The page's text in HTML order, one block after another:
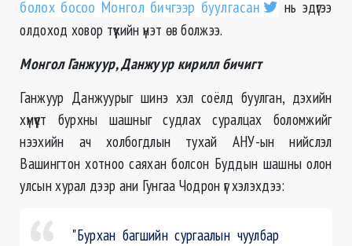
болох босоо Монгол бичгээр буулгасан
нь эдүгээ
олдоход ховор түүхийн үнэт өв болжээ.
Монгол Ганжуур, Данжуур кирилл бичигт
Ганжуур Данжуурыг шинэ хэл соёлд буулган, дэхийн
хүмүүст бурхны шашныг судлах суралцах боломжийг
нээхийн ач холбогдлын тухай АНУ-ын нийслэл
Вашингтон хотноо саяхан болсон Буддын шашны олон
улсын хурал дээр ани Гунгаа Чодрон үг хэлэхдээ:
"Бурхан багшийн сургаалын чуулбар